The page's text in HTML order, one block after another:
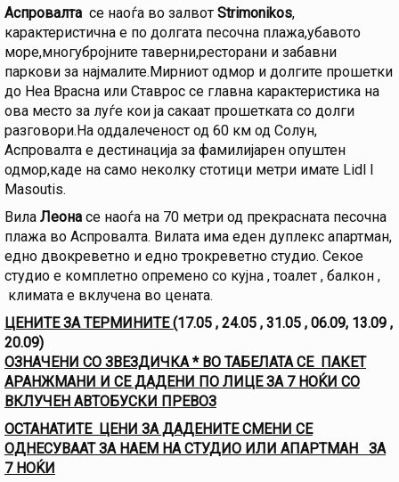
Аспровалта се наоѓа во залвот Strimonikos,
карактеристична е по долгата песочна плажа,убавото
море,многубројните таверни,ресторани и забавни
паркови за најмалите.Мирниот одмор и долгите прошетки
до Неа Врасна или Ставрос се главна карактеристика на
ова место за луѓе кои ја сакаат прошетката со долги
разговори.На оддалеченост од 60 км од Солун,
Аспровалта е дестинација за фамилијарен опуштен
одмор,каде на само неколку стотици метри имате Lidl I
Masoutis.
Вила Леона се наоѓа на 70 метри од прекрасната песочна
плажа во Аспровалта. Вилата има еден дуплекс апартман,
едно двокреветно и едно трокреветно студио. Секое
студио е комплетно опремено со кујна , тоалет , балкон ,
климата е вклучена во цената.
ЦЕНИТЕ ЗА ТЕРМИНИТЕ (17.05 , 24.05 , 31.05 , 06.09, 13.09 ,
20.09)
ОЗНАЧЕНИ СО ЗВЕЗДИЧКА * ВО ТАБЕЛАТА СЕ ПАКЕТ
АРАНЖМАНИ И СЕ ДАДЕНИ ПО ЛИЦЕ ЗА 7 НОЌИ СО
ВКЛУЧЕН АВТОБУСКИ ПРЕВОЗ
ОСТАНАТИТЕ ЦЕНИ ЗА ДАДЕНИТЕ СМЕНИ СЕ
ОДНЕСУВААТ ЗА НАЕМ НА СТУДИО ИЛИ АПАРТМАН ЗА
7 НОЌИ